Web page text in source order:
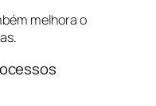
melhora o